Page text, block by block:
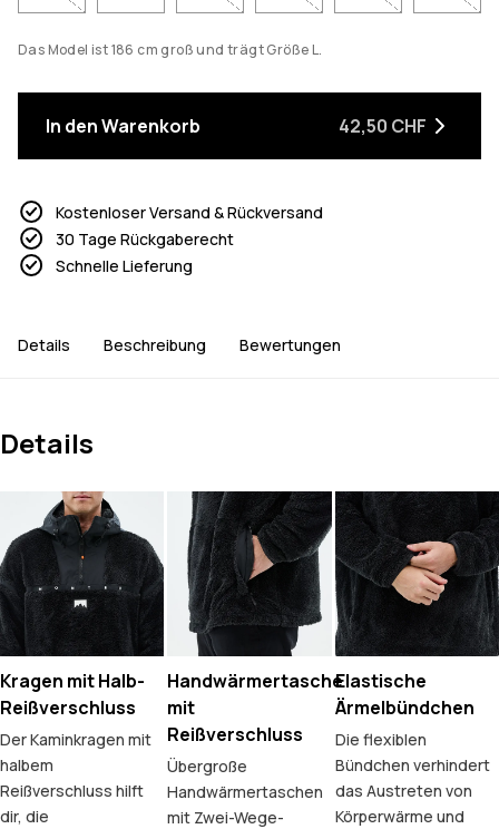
Das Model ist 186 cm groß und trägt Größe L.
In den Warenkorb 42,50 CHF
Kostenloser Versand & Rückversand
30 Tage Rückgaberecht
Schnelle Lieferung
Details Beschreibung Bewertungen
Details
Kragen mit Halb-
Reißverschluss
Der Kaminkragen mit
halbem
Reißverschluss hilft
dir, die
Handwärmertasche
mit
Reißverschluss
Übergroße
Handwärmertaschen
mit Zwei-Wege-
Elastische
Ärmelbündchen
Die flexiblen
Bündchen verhindert
das Austreten von
Körperwärme und